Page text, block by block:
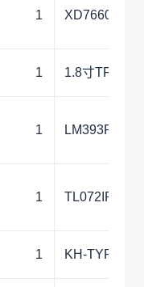
1 XD7660
1 1.8寸TFT屏
1 LM393P
1 TL072IP
1 KH-TYPE-C-